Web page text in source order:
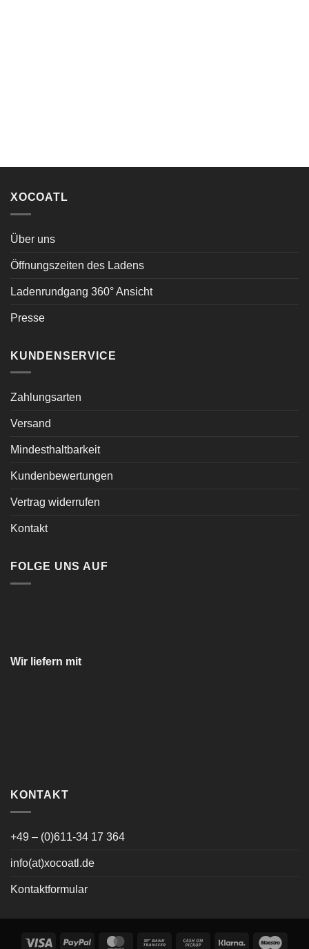
XOCOATL
Über uns
Öffnungszeiten des Ladens
Ladenrundgang 360° Ansicht
Presse
KUNDENSERVICE
Zahlungsarten
Versand
Mindesthaltbarkeit
Kundenbewertungen
Vertrag widerrufen
Kontakt
FOLGE UNS AUF
Wir liefern mit
KONTAKT
+49 – (0)611-34 17 364
info(at)xocoatl.de
Kontaktformular
Visa PayPal MasterCardBank Cash Klarna